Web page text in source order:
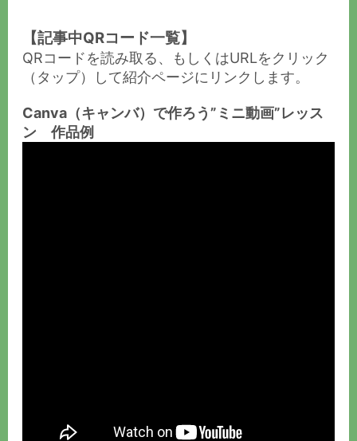
【記事中QRコード一覧】
QRコードを読み取る、もしくはURLをクリック
（タップ）して紹介ページにリンクします。
Canva（キャンバ）で作ろう”ミニ動画”レッス
ン 作品例